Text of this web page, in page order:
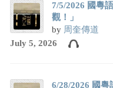
7/5/2026 國粵
觀！」
by 周奎傳道
July 5, 2026
6/28/2026 國粵